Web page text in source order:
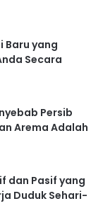
Baru yang
Secara
Persib
Arema Adalah
dan Pasif yang
Duduk Sehari-